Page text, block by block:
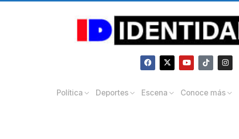
Política Deportes Escena Conoce más